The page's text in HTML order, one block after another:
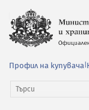
Профил на купувача